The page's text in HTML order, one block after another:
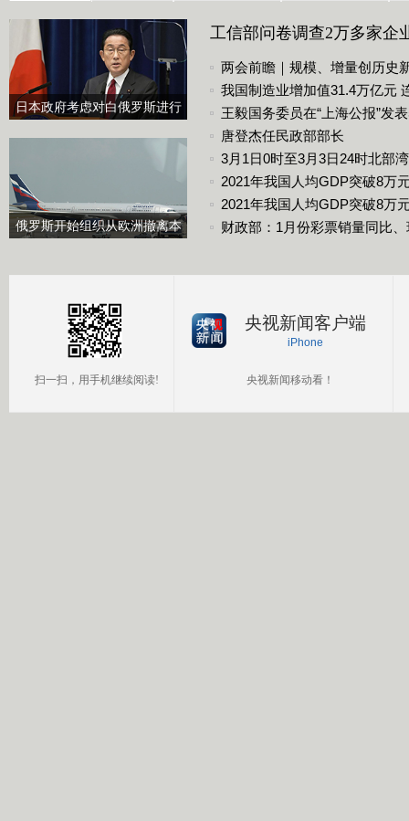
日本政府考虑对白俄罗斯进行
俄罗斯开始组织从欧洲撤离本
工信部问卷调查2万多家企
两会前瞻｜规模、增量创历史
我国制造业增加值31.4万亿元
王毅国务委员在“上海公报”发
唐登杰任民政部部长
3月1日0时至3月3日24时北部
2021年我国人均GDP突破8万
2021年我国人均GDP突破8万
财政部：1月份彩票销量同比
扫一扫，用手机继续阅读!
央视新闻客户端
iPhone
央视新闻移动看！